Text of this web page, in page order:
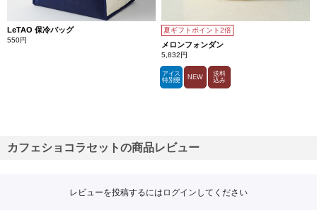
LeTAO 保冷バッグ
550円
夏ギフトポイント2倍
メロンフォンダン
5,832円
アイス
特別便
NEW
送料
込み
カフェショコラセットの商品レビュー
レビューを投稿するには ログイン してください